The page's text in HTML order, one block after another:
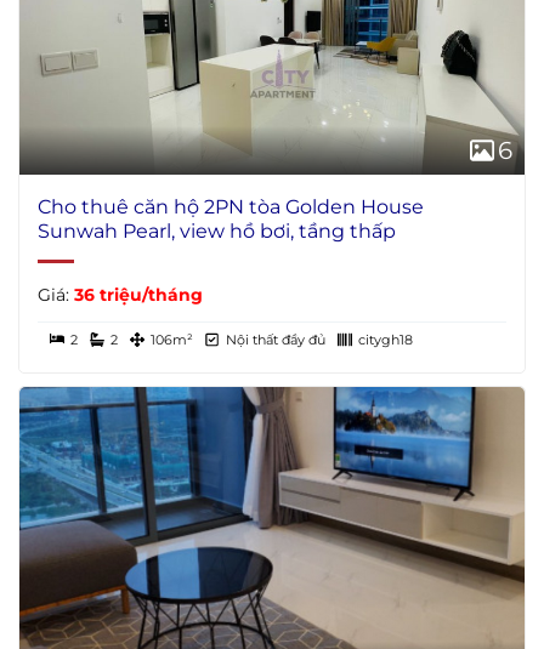
6
Cho thuê căn hộ 2PN tòa Golden House
Sunwah Pearl, view hồ bơi, tầng thấp
Giá: 36 triệu/tháng
2 2 106m² Nội thất đầy đủ citygh18